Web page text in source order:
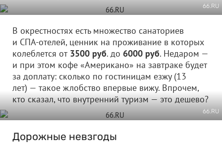
66.RU
В окрестностях есть множество санаториев
и СПА-отелей, ценник на проживание в которых
колеблется от3500 руб. до 6000 руб. Недаром —
и при этом кофе «Американо» на завтраке будет
за доплату: сколько по гостиницам езжу (13
лет) — такое жлобство впервые вижу. Впрочем,
кто сказал, что внутренний туризм — это дешево?
66.RU
Дорожные невзгоды